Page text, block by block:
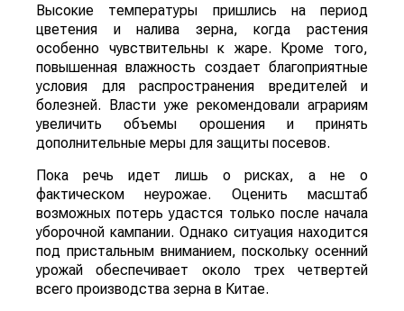
Высокие температуры пришлись на период
цветения и налива зерна, когда растения
особенно чувствительны к жаре. Кроме того,
повышенная влажность создает благоприятные
условия для распространения вредителей и
болезней. Власти уже рекомендовали аграриям
увеличить объемы орошения и принять
дополнительные меры для защиты посевов.
Пока речь идет лишь о рисках, а не о
фактическом неурожае. Оценить масштаб
возможных потерь удастся только после начала
уборочной кампании. Однако ситуация находится
под пристальным вниманием, поскольку осенний
урожай обеспечивает около трех четвертей
всего производства зерна в Китае.